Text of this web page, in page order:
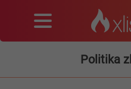
Politika